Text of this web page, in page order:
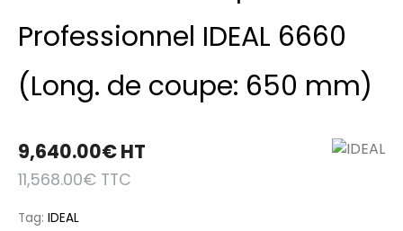
Professionnel IDEAL 6660
(Long. de coupe: 650 mm)
9,640.00€HT
11,568.00€ TTC
Tag: IDEAL